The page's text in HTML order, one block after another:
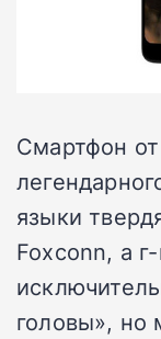
Смартфон
языки
Foxconn, а
головы», но